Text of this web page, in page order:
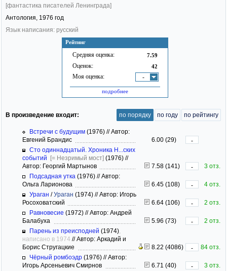
Рейтинг
Средняя оценка: 7.59
Оценок: 42
Моя оценка: -
подробнее
[фантастика писателей Ленинграда]
Антология, 1976 год
Язык написания: русский
В произведение входит: по порядку по году по рейтингу
Встречи с будущим (1976) //Автор:
Евгений Брандис
6.00 (29)
-
Сто одиннадцатый. Хроника Н...ских
событий [= Незримый мост] (1976) //
Автор: Георгий Мартынов
7.58 (141) -
3 отз.
Подсадная утка (1976) //Автор:
Ольга Ларионова
6.45 (108) -
4 отз.
Ураган /Ураган (1974) //Автор: Игорь
Росоховатский
6.64 (106) -
2 отз.
Равновесие (1972) //Автор: Андрей
Балабуха
5.96 (73) -
2 отз.
Парень из преисподней (1974)
написано в 1974 //Автор: Аркадий и
Борис Стругацкие
8.22 (4086) -
84 отз.
Чёрный ромбоэдр (1976) //Автор:
Игорь Арсеньевич Смирнов
6.71 (40) -
3 отз.